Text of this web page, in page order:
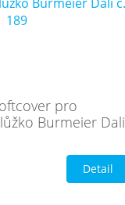
pro
Burmeier Dali
Detail